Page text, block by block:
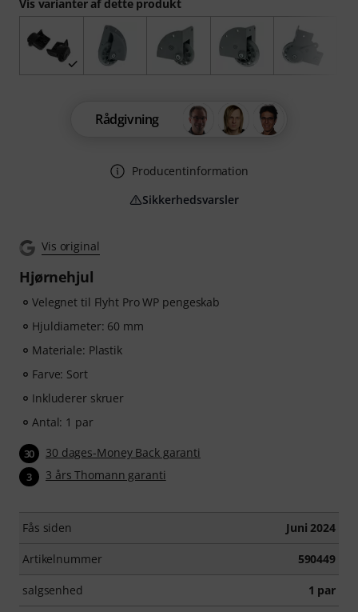
Vis original
Hjørnehjul
Velegnet til Flyht Pro WP pengeskab
Hjuldiameter: 60 mm
Materiale: Plastik
Farve: Sort
Inkluderer skruer
Antal: 1 par
30 30 dages-Money Back garanti
3 3 års Thomann garanti
Fås siden Juni 2024
Artikelnummer 590449
salgsenhed 1 par
Vis varianter af dette produkt
Rådgivning
Producentinformation
Sikkerhedsvarsler